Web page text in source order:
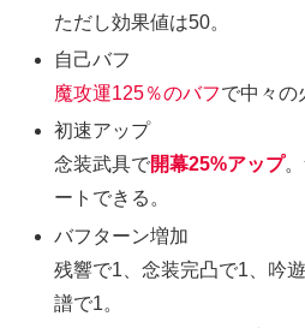
ただし効果値は50。
自己バフ
魔攻運125％のバフで中々の
初速アップ
念装武具で開幕25%アップ
ートできる。
バフターン増加
残響で1、念装完凸で1、吟
譜で1。